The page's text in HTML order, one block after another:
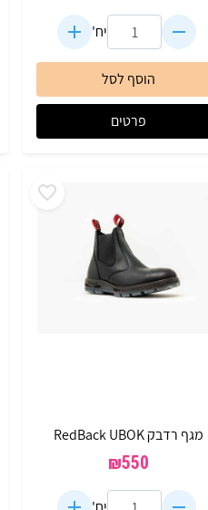
יח'
הוסף לסל
פרטים
מגף רדבק RedBack UBOK
₪550